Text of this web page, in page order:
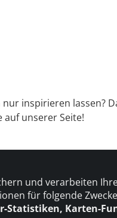
inspirieren lassen?
auf unserer Seite!
und verarbeiten
für folgende
Statistiken, Karten-